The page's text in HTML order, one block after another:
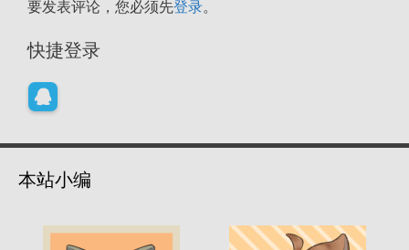
要发表评论，您必须先登录。
快捷登录
本站小编